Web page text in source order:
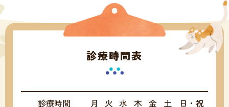
診療時間表
診療時間 月 火 水 木 金 土
日・祝